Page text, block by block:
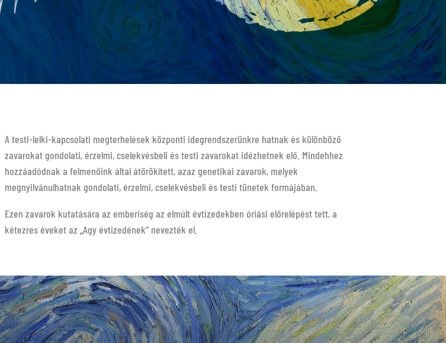
A testi-lelki-kapcsolati megterhelések központi idegrendszerünkre hatnak és különböző
zavarokat gondolati, érzelmi, cselekvésbeli és testi zavarokat idézhetnek elő. Mindehhez
hozzáadódnak a felmenőink által átörökített, azaz genetikai zavarok, melyek
megnyilvánulhatnak gondolati, érzelmi, cselekvésbeli és testi tünetek formájában.
Ezen zavarok kutatására az emberiség az elmúlt évtizedekben óriási előrelépést tett, a
kétezres éveket az „Agy évtizedének” nevezték el.